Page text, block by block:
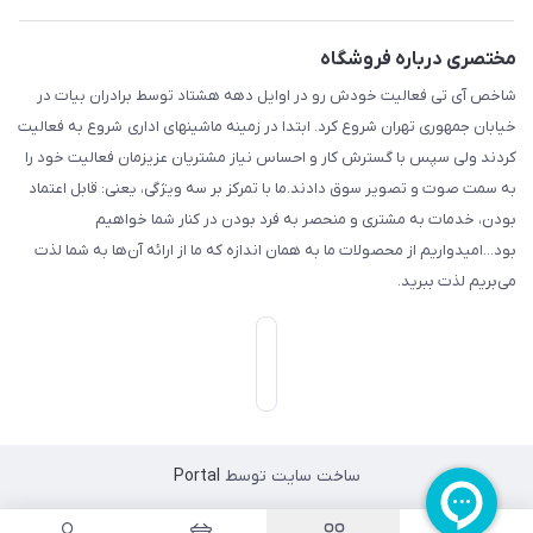
مختصری درباره فروشگاه
شاخص آی تی فعالیت خودش رو در اوایل دهه هشتاد توسط برادران بیات در
خیابان جمهوری تهران شروع کرد. ابتدا در زمینه ماشینهای اداری شروع به فعالیت
کردند ولی سپس با گسترش کار و احساس نیاز مشتریان عزیزمان فعالیت خود را
به سمت صوت و تصویر سوق دادند.ما با تمرکز بر سه ویژگی، یعنی: قابل اعتماد
بودن، خدمات به مشتری و منحصر به فرد بودن در کنار شما خواهیم
بود...امیدواریم از محصولات ما به همان اندازه که ما از ارائه آن‌ها به شما لذت
می‌‌بریم لذت ببرید.
ساخت سایت توسط Portal